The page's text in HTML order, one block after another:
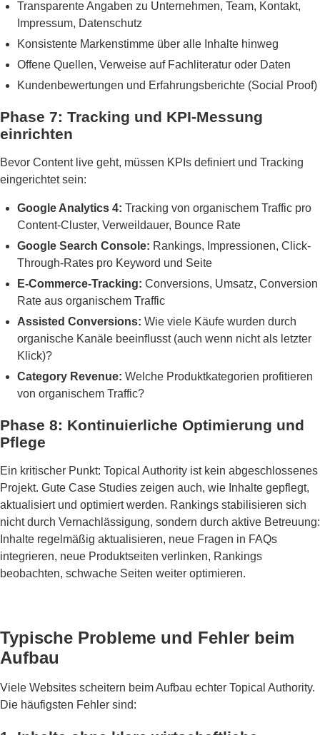
Transparente Angaben zu Unternehmen, Team, Kontakt,
Impressum, Datenschutz
Konsistente Markenstimme über alle Inhalte hinweg
Offene Quellen, Verweise auf Fachliteratur oder Daten
Kundenbewertungen und Erfahrungsberichte (Social Proof)
Phase 7: Tracking und KPI-Messung
einrichten
Bevor Content live geht, müssen KPIs definiert und Tracking
eingerichtet sein:
Google Analytics 4: Tracking von organischem Traffic pro
Content-Cluster, Verweildauer, Bounce Rate
Google Search Console: Rankings, Impressionen, Click-
Through-Rates pro Keyword und Seite
E-Commerce-Tracking: Conversions, Umsatz, Conversion
Rate aus organischem Traffic
Assisted Conversions: Wie viele Käufe wurden durch
organische Kanäle beeinflusst (auch wenn nicht als letzter
Klick)?
Category Revenue: Welche Produktkategorien profitieren
von organischem Traffic?
Phase 8: Kontinuierliche Optimierung und
Pflege
Ein kritischer Punkt: Topical Authority ist kein abgeschlossenes
Projekt. Gute Case Studies zeigen auch, wie Inhalte gepflegt,
aktualisiert und optimiert werden. Rankings stabilisieren sich
nicht durch Vernachlässigung, sondern durch aktive Betreuung:
Inhalte regelmäßig aktualisieren, neue Fragen in FAQs
integrieren, neue Produktseiten verlinken, Rankings
beobachten, schwache Seiten weiter optimieren.
Typische Probleme und Fehler beim
Aufbau
Viele Websites scheitern beim Aufbau echter Topical Authority.
Die häufigsten Fehler sind: